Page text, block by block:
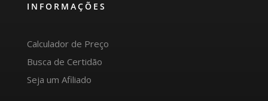
INFORMAÇÕES
Calculador de Preço
Busca de Certidão
Seja um Afiliado